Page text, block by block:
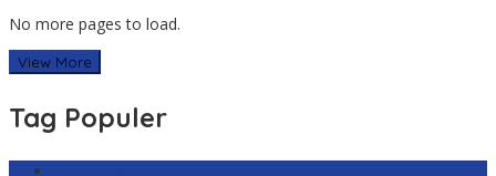
No more pages to load.
View More
Tag Populer